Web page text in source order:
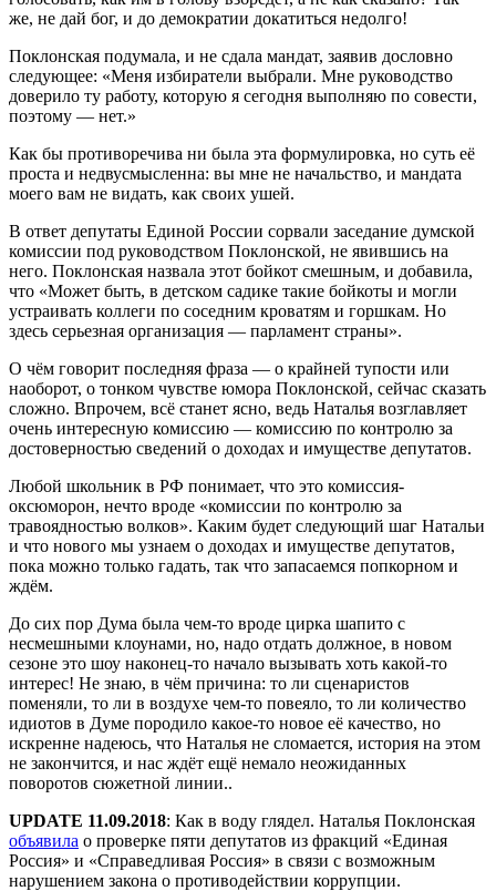
же, не дай бог, и до демократии докатиться недолго!
Поклонская подумала, и не сдала мандат, заявив дословно
следующее: «Меня избиратели выбрали. Мне руководство
доверило ту работу, которую я сегодня выполняю по совести,
поэтому — нет.»
Как бы противоречива ни была эта формулировка, но суть её
проста и недвусмысленна: вы мне не начальство, и мандата
моего вам не видать, как своих ушей.
В ответ депутаты Единой России сорвали заседание думской
комиссии под руководством Поклонской, не явившись на
него. Поклонская назвала этот бойкот смешным, и добавила,
что «Может быть, в детском садике такие бойкоты и могли
устраивать коллеги по соседним кроватям и горшкам. Но
здесь серьезная организация — парламент страны».
О чём говорит последняя фраза — о крайней тупости или
наоборот, о тонком чувстве юмора Поклонской, сейчас сказать
сложно. Впрочем, всё станет ясно, ведь Наталья возглавляет
очень интересную комиссию — комиссию по контролю за
достоверностью сведений о доходах и имуществе депутатов.
Любой школьник в РФ понимает, что это комиссия-
оксюморон, нечто вроде «комиссии по контролю за
травоядностью волков». Каким будет следующий шаг Натальи
и что нового мы узнаем о доходах и имуществе депутатов,
пока можно только гадать, так что запасаемся попкорном и
ждём.
До сих пор Дума была чем-то вроде цирка шапито с
несмешными клоунами, но, надо отдать должное, в новом
сезоне это шоу наконец-то начало вызывать хоть какой-то
интерес! Не знаю, в чём причина: то ли сценаристов
поменяли, то ли в воздухе чем-то повеяло, то ли количество
идиотов в Думе породило какое-то новое её качество, но
искренне надеюсь, что Наталья не сломается, история на этом
не закончится, и нас ждёт ещё немало неожиданных
поворотов сюжетной линии..
UPDATE 11.09.2018: Как в воду глядел. Наталья Поклонская
объявила о проверке пяти депутатов из фракций «Единая
Россия» и «Справедливая Россия» в связи с возможным
нарушением закона о противодействии коррупции.